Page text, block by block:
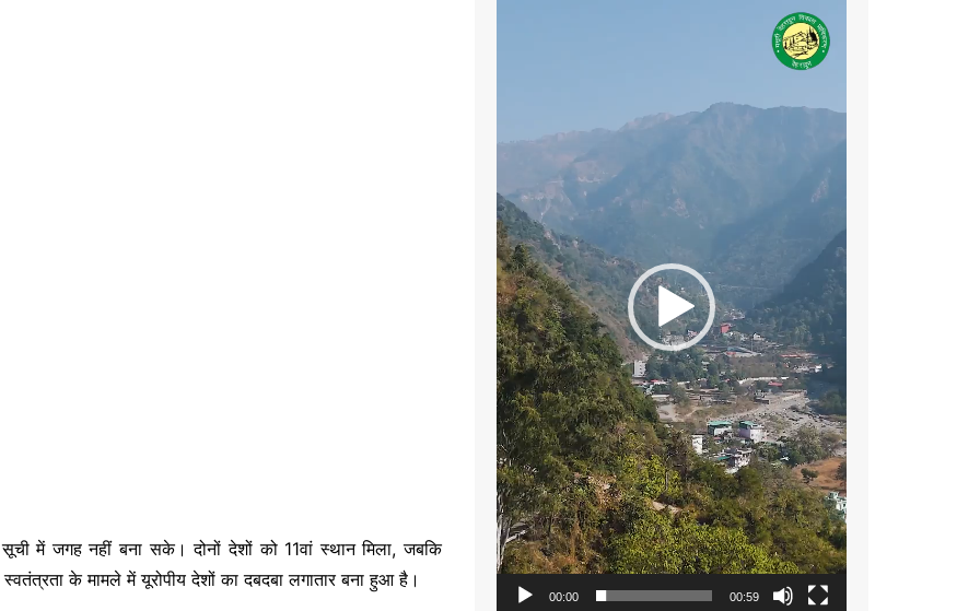
में जगह नहीं बना सके। दोनों देशों को 11वां स्थान मिला, जबकि
के मामले में यूरोपीय देशों का दबदबा लगातार बना हुआ है।
00:00 00:59